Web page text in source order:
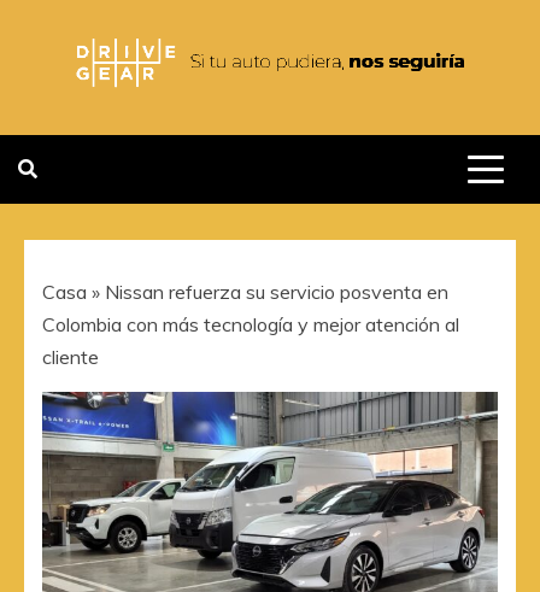
contenido
DRIVEGEAR
Casa » Nissan refuerza su servicio posventa en
Colombia con más tecnología y mejor atención al
cliente